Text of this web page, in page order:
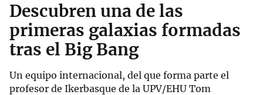
Descubren una de las
primeras galaxias formadas
tras el Big Bang
Un equipo internacional, del que forma parte el
profesor de Ikerbasque de la UPV/EHU Tom